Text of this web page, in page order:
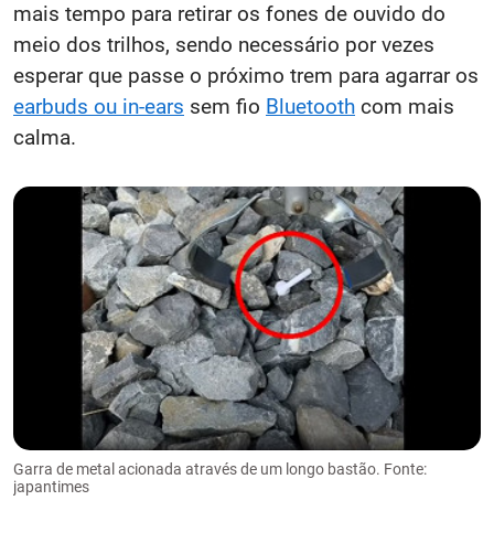
mais tempo para retirar os fones de ouvido do
meio dos trilhos, sendo necessário por vezes
esperar que passe o próximo trem para agarrar os
earbuds ou in-ears sem fio Bluetooth com mais
calma.
Garra de metal acionada através de um longo bastão. Fonte:
japantimes